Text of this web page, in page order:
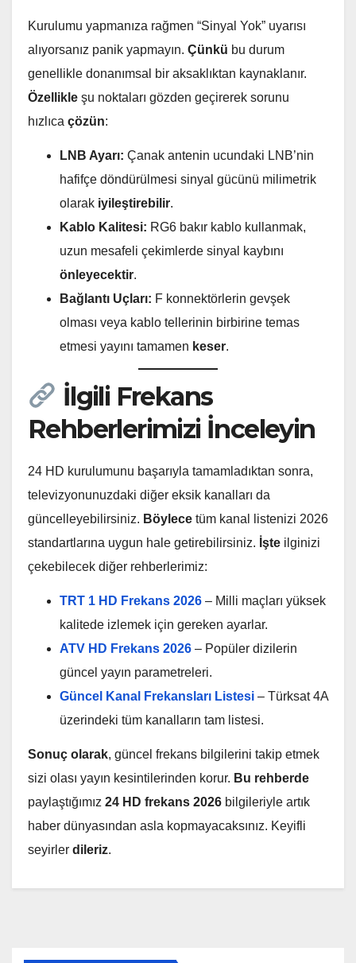
Kurulumu yapmanıza rağmen “Sinyal Yok” uyarısı
alıyorsanız panik yapmayın. Çünkü bu durum
genellikle donanımsal bir aksaklıktan kaynaklanır.
Özellikle şu noktaları gözden geçirerek sorunu
hızlıca çözün:
LNB Ayarı: Çanak antenin ucundaki LNB’nin
hafifçe döndürülmesi sinyal gücünü milimetrik
olarak iyileştirebilir.
Kablo Kalitesi: RG6 bakır kablo kullanmak,
uzun mesafeli çekimlerde sinyal kaybını
önleyecektir.
Bağlantı Uçları: F konnektörlerin gevşek
olması veya kablo tellerinin birbirine temas
etmesi yayını tamamen keser.
İlgili Frekans
Rehberlerimizi İnceleyin
24 HD kurulumunu başarıyla tamamladıktan sonra,
televizyonunuzdaki diğer eksik kanalları da
güncelleyebilirsiniz. Böylece tüm kanal listenizi 2026
standartlarına uygun hale getirebilirsiniz. İşte ilginizi
çekebilecek diğer rehberlerimiz:
TRT 1 HD Frekans 2026 – Milli maçları yüksek
kalitede izlemek için gereken ayarlar.
ATV HD Frekans 2026 – Popüler dizilerin
güncel yayın parametreleri.
Güncel Kanal Frekansları Listesi – Türksat 4A
üzerindeki tüm kanalların tam listesi.
Sonuç olarak, güncel frekans bilgilerini takip etmek
sizi olası yayın kesintilerinden korur. Bu rehberde
paylaştığımız 24 HD frekans 2026 bilgileriyle artık
haber dünyasından asla kopmayacaksınız. Keyifli
seyirler dileriz.